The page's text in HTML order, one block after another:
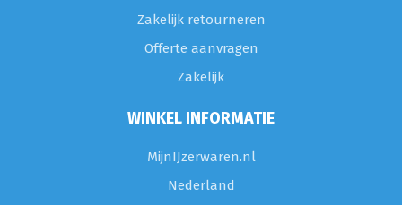
Zakelijk retourneren
Offerte aanvragen
Zakelijk
WINKEL INFORMATIE
MijnIJzerwaren.nl
Nederland